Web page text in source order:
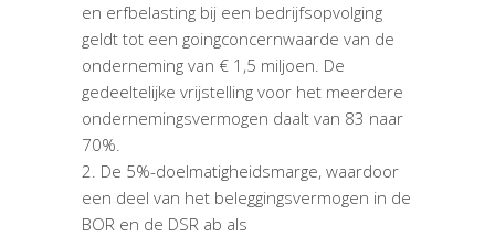
en erfbelasting bij een bedrijfsopvolging
geldt tot een goingconcernwaarde van de
onderneming van € 1,5 miljoen. De
gedeeltelijke vrijstelling voor het meerdere
ondernemingsvermogen daalt van 83 naar
70%.
De 5%-doelmatigheidsmarge, waardoor
een deel van het beleggingsvermogen in de
BOR en de DSR ab als